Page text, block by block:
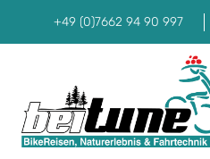
+49 (0)7662 94 90 997